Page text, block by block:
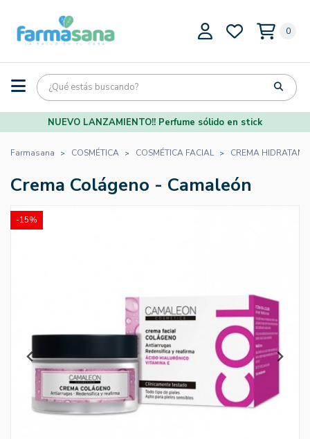
0
NUEVO LANZAMIENTO!! Perfume sólido en stick
Farmasana COSMÉTICA COSMÉTICA FACIAL CREMA
Crema Colágeno - Camaleón
-15%